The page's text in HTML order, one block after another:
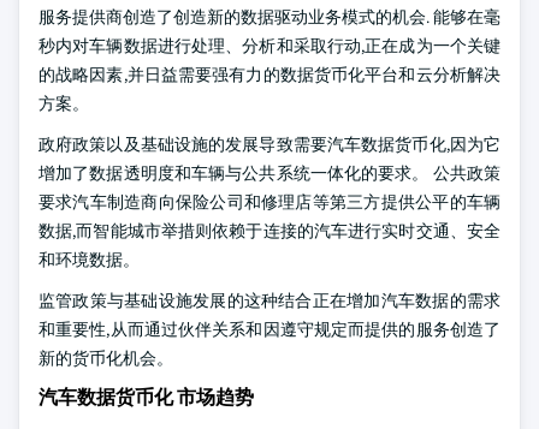
服务提供商创造了创造新的数据驱动业务模式的机会. 能够在毫
秒内对车辆数据进行处理、分析和采取行动,正在成为一个关键
的战略因素,并日益需要强有力的数据货币化平台和云分析解决
方案。
政府政策以及基础设施的发展导致需要汽车数据货币化,因为它
增加了数据透明度和车辆与公共系统一体化的要求。 公共政策
要求汽车制造商向保险公司和修理店等第三方提供公平的车辆
数据,而智能城市举措则依赖于连接的汽车进行实时交通、安全
和环境数据。
监管政策与基础设施发展的这种结合正在增加汽车数据的需求
和重要性,从而通过伙伴关系和因遵守规定而提供的服务创造了
新的货币化机会。
汽车数据货币化 市场趋势